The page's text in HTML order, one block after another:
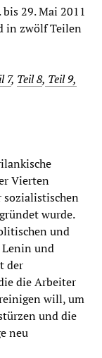
29. Mai 2011
in zwölf Teilen
7, Teil 8, Teil 9,
Vierten
wurde.
und
Lenin und
der
die Arbeiter
will, um
und die
neu